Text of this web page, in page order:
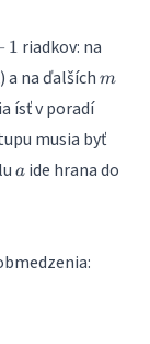
1 riadkov: na
a na ďalších m
m
ísť v poradí
musia byť
a
a ide hrana do